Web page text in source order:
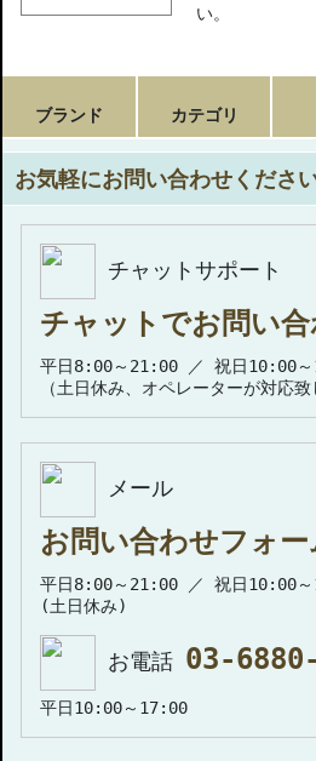
い。
ブランド カテゴリ
お気軽にお問い合わせくださ
チャットサポート
チャットでお問い
平日8:00～21:00 ／ 祝日10:00
（土日休み、オペレーターが対応致
メール
お問い合わせフォー
平日8:00～21:00 ／ 祝日10:00
(土日休み)
お電話 03-
平日10:00～17:00